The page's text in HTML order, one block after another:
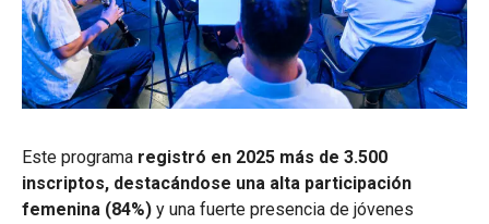
Este programa registró en 2025 más de 3.500
inscriptos, destacándose una alta participación
femenina (84%) y una fuerte presencia de jóvenes